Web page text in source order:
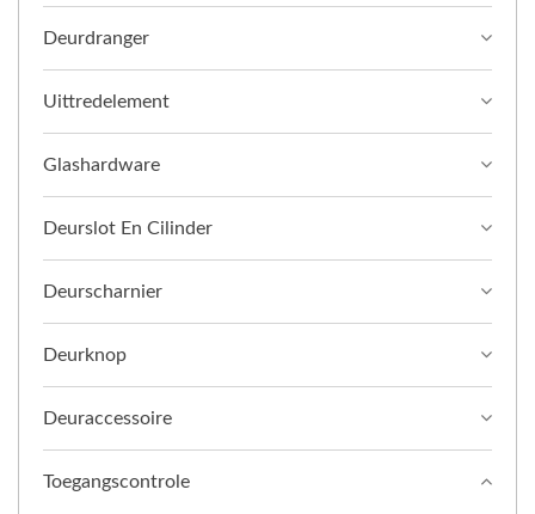
Deurdranger
Uittredelement
Glashardware
Deurslot En Cilinder
Deurscharnier
Deurknop
Deuraccessoire
Toegangscontrole